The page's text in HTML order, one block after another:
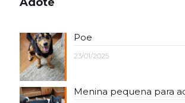
Poe
23/01/2025
Menina pequena para